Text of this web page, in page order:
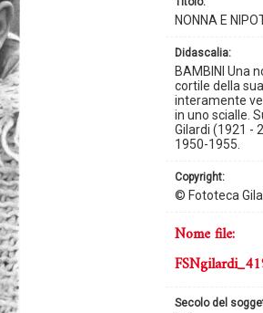
NONNA E
didascalia:
BAMBINI Una
cortile della
interamente
in uno scialle.
Gilardi (1921 -
1950-1955.
copyright:
© Fototeca
secolo del
nome file: